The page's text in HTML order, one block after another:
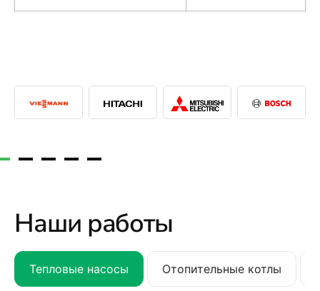
Наши работы
Тепловые насосы Отопительные котлы